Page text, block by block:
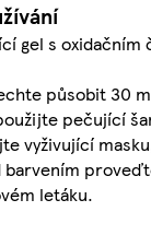
gel s oxidačním
působit 30
pečující
vyživující
barvením
letáku.